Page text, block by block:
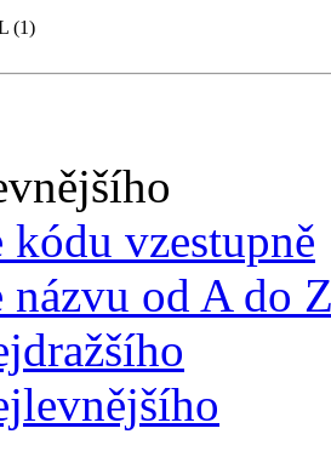
(1)
kódu vzestupně
názvu od A do